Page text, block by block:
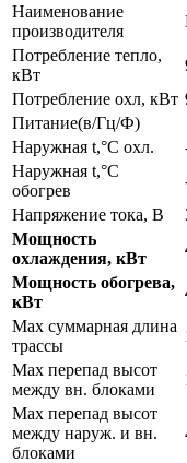
Наименование
производителя
Потребление тепло,
кВт
Потребление охл, кВт
Питание(в/Гц/Ф)
Наружная t,°C охл.
Наружная t,°C
обогрев
Напряжение тока, В
Мощность
охлаждения, кВт
Мощность обогрева,
кВт
Max суммарная длина
трассы
Max перепад высот
между вн. блоками
Max перепад высот
между наруж. и вн.
блоками